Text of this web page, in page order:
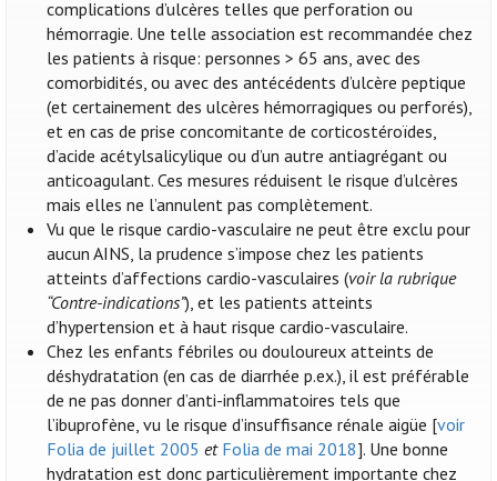
complications d’ulcères telles que perforation ou
hémorragie. Une telle association est recommandée chez
les patients à risque: personnes > 65 ans, avec des
comorbidités, ou avec des antécédents d’ulcère peptique
(et certainement des ulcères hémorragiques ou perforés),
et en cas de prise concomitante de corticostéroïdes,
d’acide acétylsalicylique ou d’un autre antiagrégant ou
anticoagulant. Ces mesures réduisent le risque d’ulcères
mais elles ne l’annulent pas complètement.
Vu que le risque cardio-vasculaire ne peut être exclu pour
aucun AINS, la prudence s’impose chez les patients
atteints d’affections cardio-vasculaires (voir la rubrique
“Contre-indications”), et les patients atteints
d’hypertension et à haut risque cardio-vasculaire.
Chez les enfants fébriles ou douloureux atteints de
déshydratation (en cas de diarrhée p.ex.), il est préférable
de ne pas donner d’anti-inflammatoires tels que
l’ibuprofène, vu le risque d’insuffisance rénale aigüe [voir
Folia de juillet 2005 et Folia de mai 2018]. Une bonne
hydratation est donc particulièrement importante chez